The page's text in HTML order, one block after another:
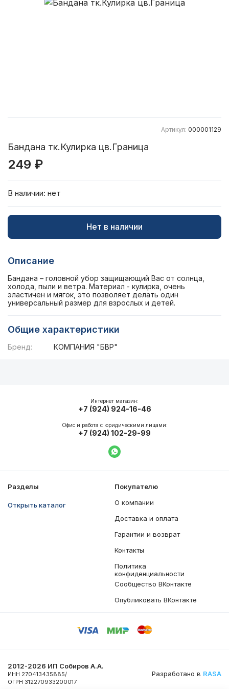
Артикул: 000001129
Бандана тк.Кулирка цв.Граница
249 ₽
В наличии: нет
Нет в наличии
Описание
Бандана – головной убор защищающий Вас от солнца,
холода, пыли и ветра. Материал - кулирка, очень
эластичен и мягок, это позволяет делать один
универсальный размер для взрослых и детей.
Общие характеристики
Бренд: КОМПАНИЯ "БВР"
Разделы
Открыть каталог
Покупателю
О компании
Доставка и оплата
Гарантии и возврат
Контакты
Политика
конфиденциальности
Сообщество ВКонтакте
Опубликовать ВКонтакте
Интернет магазин:
+7 (924) 924-16-46
Офис и работа с юридическими лицами:
+7 (924) 102-29-99
Написать в WhatsApp
2012-2026 ИП Собиров А.А.
ИНН 270413435885/
ОГРН 312270933200017
Разработано в RASA